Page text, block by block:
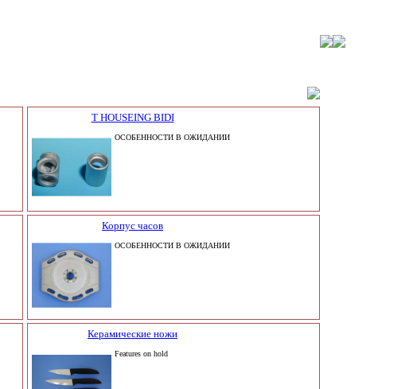
Т HOUSEING BIDI
ОСОБЕННОСТИ В ОЖИДАНИИ
Корпус часов
ОСОБЕННОСТИ В ОЖИДАНИИ
Керамические ножи
Features on hold